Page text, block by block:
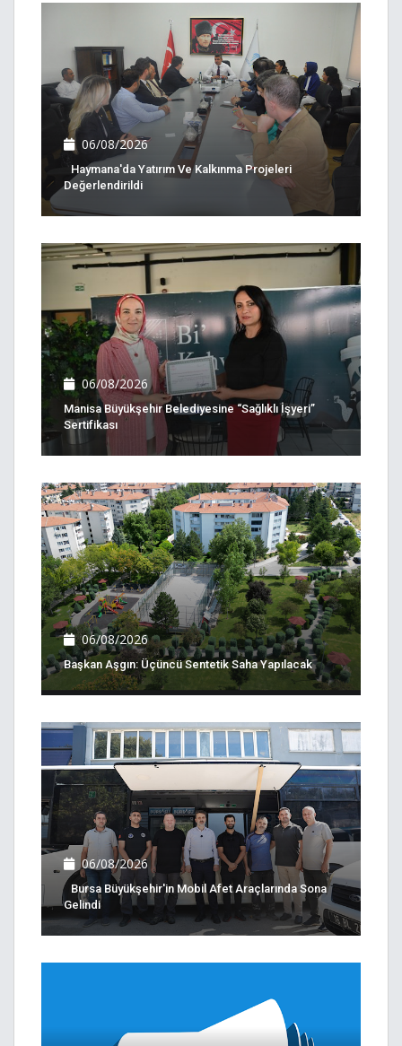
06/08/2026
Haymana'da Yatırım Ve Kalkınma Projeleri
Değerlendirildi
06/08/2026
Manisa Büyükşehir Belediyesine “Sağlıklı İşyeri”
Sertifikası
06/08/2026
Başkan Aşgın: Üçüncü Sentetik Saha Yapılacak
06/08/2026
Bursa Büyükşehir'in Mobil Afet Araçlarında Sona
Gelindi